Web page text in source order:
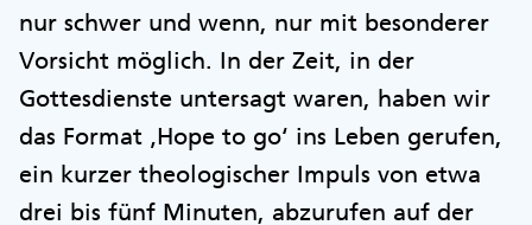
nur schwer und wenn, nur mit besonderer
Vorsicht möglich. In der Zeit, in der
Gottesdienste untersagt waren, haben wir
das Format ‚Hope to go‘ ins Leben gerufen,
ein kurzer theologischer Impuls von etwa
drei bis fünf Minuten, abzurufen auf der